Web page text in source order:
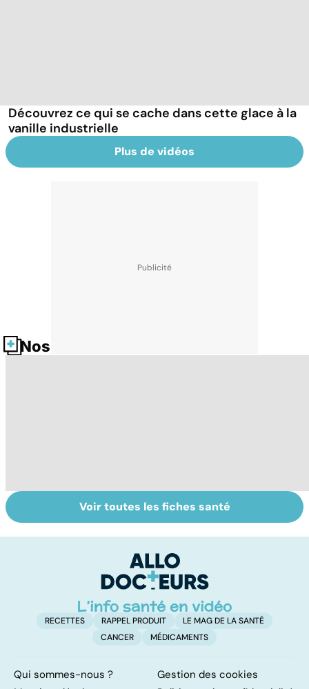
Découvrez ce qui se cache dans cette glace à la
vanille industrielle
Plus de vidéos
Nos fiches santé
Le TDAH, un
trouble de
hyperactivité
Accident
vasculaire
également
touché
Voir toutes les fiches santé
RECETTES RAPPEL PRODUIT
LE MAG DE LA SANTÉ
CANCER
MÉDICAMENTS
Qui sommes-nous ?
Gestion des cookies